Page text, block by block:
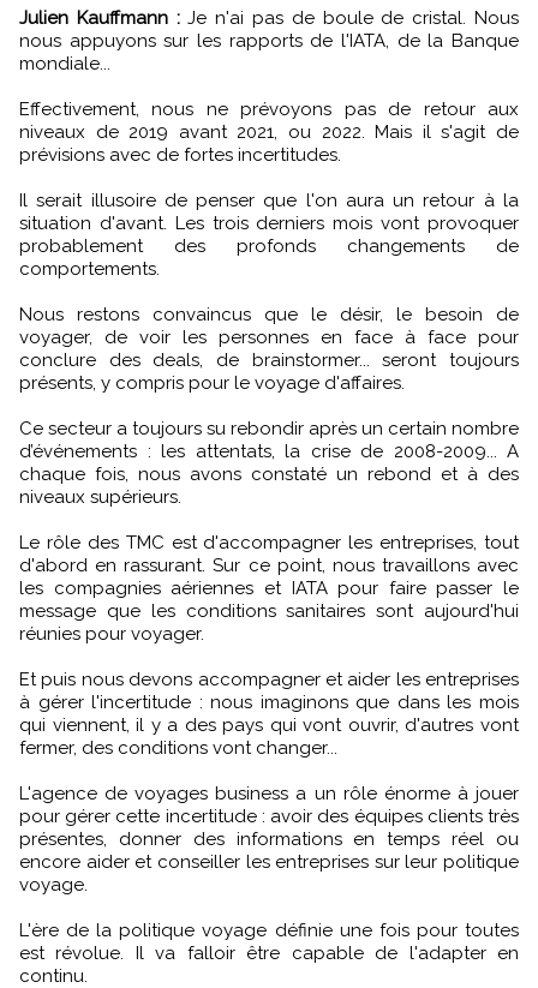
Julien Kauffmann :Je n'ai pas de boule de cristal. Nous
nous appuyons sur les rapports de l'IATA, de la Banque
mondiale...
Effectivement, nous ne prévoyons pas de retour aux
niveaux de 2019 avant 2021, ou 2022. Mais il s'agit de
prévisions avec de fortes incertitudes.
Il serait illusoire de penser que l'on aura un retour à la
situation d'avant. Les trois derniers mois vont provoquer
probablement des profonds changements de
comportements.
Nous restons convaincus que le désir, le besoin de
voyager, de voir les personnes en face à face pour
conclure des deals, de brainstormer... seront toujours
présents, y compris pour le voyage d'affaires.
Ce secteur a toujours su rebondir après un certain nombre
d’événements : les attentats, la crise de 2008-2009... A
chaque fois, nous avons constaté un rebond et à des
niveaux supérieurs.
Le rôle des TMC est d'accompagner les entreprises, tout
d'abord en rassurant. Sur ce point, nous travaillons avec
les compagnies aériennes et IATA pour faire passer le
message que les conditions sanitaires sont aujourd'hui
réunies pour voyager.
Et puis nous devons accompagner et aider les entreprises
à gérer l'incertitude : nous imaginons que dans les mois
qui viennent, il y a des pays qui vont ouvrir, d'autres vont
fermer, des conditions vont changer...
L'agence de voyages business a un rôle énorme à jouer
pour gérer cette incertitude : avoir des équipes clients très
présentes, donner des informations en temps réel ou
encore aider et conseiller les entreprises sur leur politique
voyage.
L'ère de la politique voyage définie une fois pour toutes
est révolue. Il va falloir être capable de l'adapter en
continu.